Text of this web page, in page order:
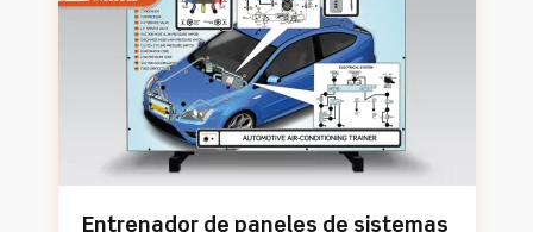
Entrenador de paneles de sistemas